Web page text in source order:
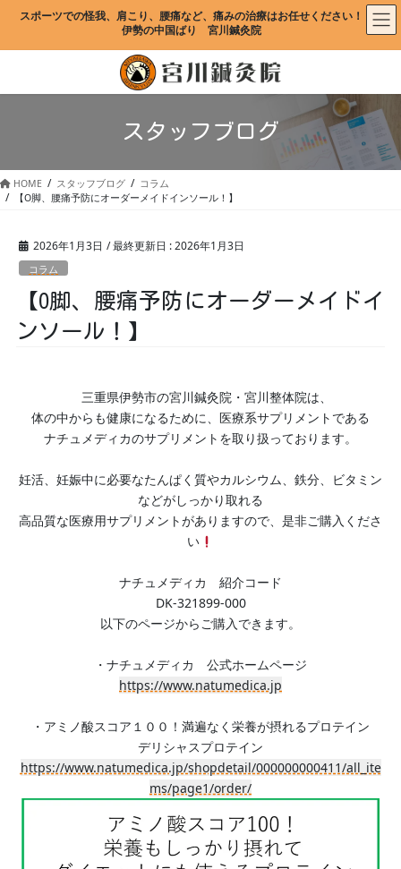
テ
ゲ
動
スポーツでの怪我、肩こり、腰痛など、痛みの治療はお任せください！
伊勢の中国ばり　宮川鍼灸院
スタッフブログ
HOME スタッフブログ
コラム
【O脚、腰痛予防にオーダーメイドインソール！】
2026年1月3日 / 最終更新日 :2026年1月3日
コラム
【O脚、腰痛予防にオーダーメイドイ
ンソール！】
三重県伊勢市の宮川鍼灸院・宮川整体院は、
体の中からも健康になるために、医療系サプリメントである
ナチュメディカのサプリメントを取り扱っております。
妊活、妊娠中に必要なたんぱく質やカルシウム、鉄分、ビタミン
などがしっかり取れる
高品質な医療用サプリメントがありますので、是非ご購入くださ
い
ナチュメディカ 紹介コード
DK-321899-000
以下のページからご購入できます。
・ナチュメディカ 公式ホームページ
https://www.natumedica.jp
・アミノ酸スコア１００！満遍なく栄養が摂れるプロテイン
デリシャスプロテイン
https://www.natumedica.jp/shopdetail/000000000411/all_ite
ms/page1/order/